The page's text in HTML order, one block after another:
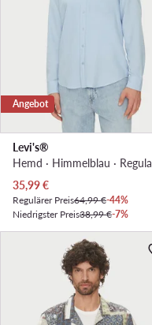
Angebot
Levi's®
Aktueller Preis
35,99€
Regulärer Preis64,99 €-44%
Niedrigster Preis38,99 €-7%